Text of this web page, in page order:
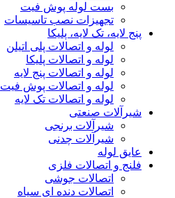
بست لوله پوش فیت
تجهیزات نصب تاسیسات
پنج لایه، تک لایه، پلیکا
لوله و اتصالات پلی اتیلن
لوله و اتصالات پلیکا
لوله و اتصالات پنج لایه
لوله و اتصالات پوش فیت
لوله و اتصالات تک لایه
شیرآلات صنعتی
شیرآلات برنجی
شیرآلات چدنی
عایق لوله
فلنج و اتصالات فلزی
اتصالات جوشی
اتصالات دنده ای سیاه